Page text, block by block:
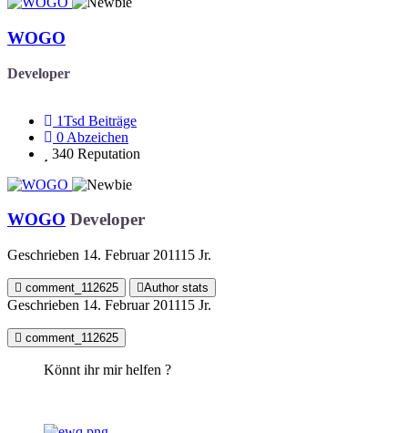
WOGO
Developer
1Tsd Beiträge
0 Abzeichen
340 Reputation
WOGO Developer
Geschrieben 14. Februar 201115 Jr.
comment_112625 Author stats
Geschrieben 14. Februar 201115 Jr.
comment_112625
Könnt ihr mir helfen ?